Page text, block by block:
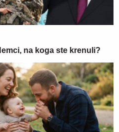
na koga ste krenuli?